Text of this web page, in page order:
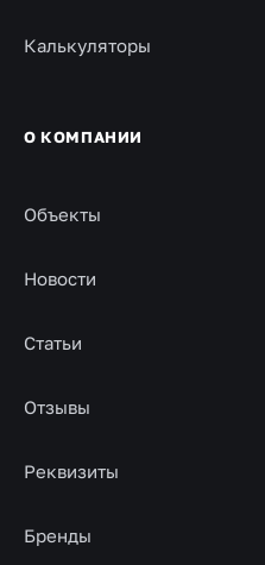
Калькуляторы
О КОМПАНИИ
Объекты
Новости
Статьи
Отзывы
Реквизиты
Бренды